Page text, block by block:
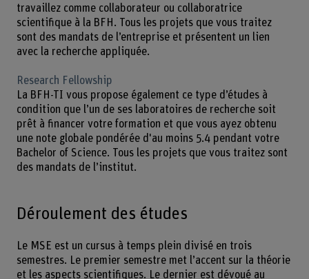
travaillez comme collaborateur ou collaboratrice
scientifique à la BFH. Tous les projets que vous traitez
sont des mandats de l’entreprise et présentent un lien
avec la recherche appliquée.
Research Fellowship
La BFH-TI vous propose également ce type d’études à
condition que l’un de ses laboratoires de recherche soit
prêt à financer votre formation et que vous ayez obtenu
une note globale pondérée d'au moins 5.4 pendant votre
Bachelor of Science. Tous les projets que vous traitez sont
des mandats de l’institut.
Déroulement des études
Le MSE est un cursus à temps plein divisé en trois
semestres. Le premier semestre met l’accent sur la théorie
et les aspects scientifiques. Le dernier est dévoué au